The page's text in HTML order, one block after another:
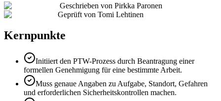
Geschrieben von Pirkka Paronen
Geprüft von Tomi Lehtinen
Kernpunkte
Initiiert den PTW-Prozess durch Beantragung einer
formellen Genehmigung für eine bestimmte Arbeit.
Muss genaue Angaben zu Aufgabe, Standort, Gefahren
und erforderlichen Sicherheitskontrollen machen.